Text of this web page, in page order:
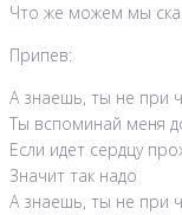
Что же можем мы
Припев:
А знаешь, ты не при
Ты вспоминай меня
Если идет сердцу
Значит так надо
А знаешь, ты не при